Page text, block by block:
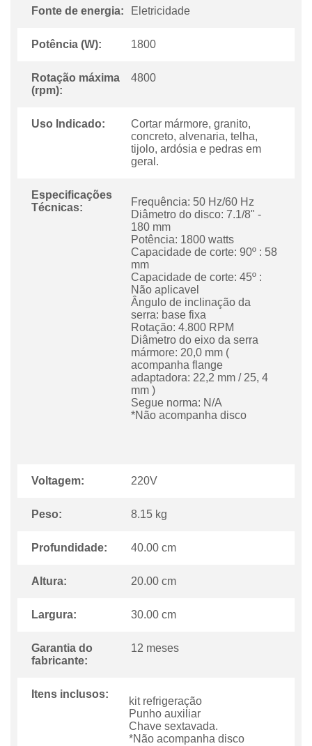
Fonte de energia: Eletricidade
Potência (W): 1800
Rotação máxima
(rpm):
4800
Uso Indicado:
Cortar mármore, granito,
concreto, alvenaria, telha,
tijolo, ardósia e pedras em
geral.
Especificações
Técnicas:
Frequência: 50 Hz/60 Hz
Diâmetro do disco: 7.1/8" -
180 mm
Potência: 1800 watts
Capacidade de corte: 90º : 58
mm
Capacidade de corte: 45º :
Não aplicavel
ngulo de inclinação da
serra: base fixa
Rotação: 4.800 RPM
Diâmetro do eixo da serra
mármore: 20,0 mm (
acompanha flange
adaptadora: 22,2 mm / 25, 4
mm )
Segue norma: N/A
*Não acompanha disco
Voltagem: 220V
Peso: 8.15 kg
Profundidade: 40.00 cm
Altura: 20.00 cm
Largura: 30.00 cm
Garantia do
fabricante:
12 meses
Itens inclusos:
kit refrigeração
Punho auxiliar
Chave sextavada.
*Não acompanha disco